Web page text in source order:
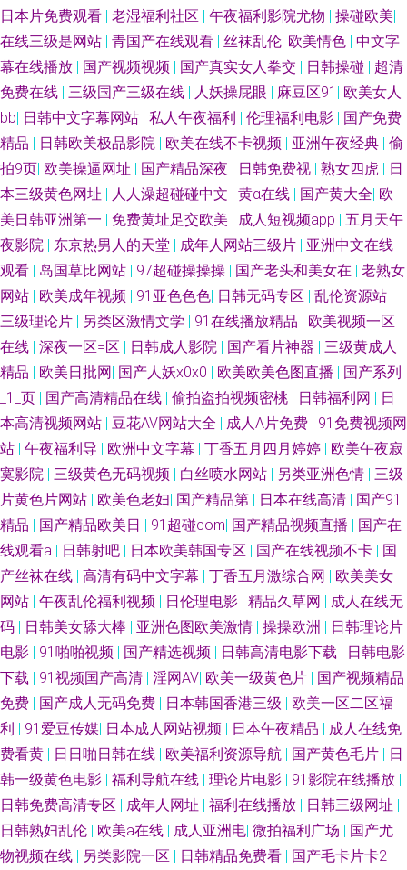
日本片免费观看 | 老湿福利社区 | 午夜福利影院尤物 | 操碰欧美|
在线三级是网站 | 青国产在线观看 | 丝袜乱伦| 欧美情色 | 中文字
幕在线播放 | 国产视频视频 | 国产真实女人拳交 | 日韩操碰 | 超清
免费在线 | 三级国产三级在线 | 人妖操屁眼 | 麻豆区91 | 欧美女人
bb| 日韩中文字幕网站 | 私人午夜福利 | 伦理福利电影 | 国产免费
精品 | 日韩欧美极品影院 | 欧美在线不卡视频 | 亚洲午夜经典 | 偷
拍9页| 欧美操逼网址 | 国产精品深夜 | 日韩免费视 | 熟女四虎 | 日
本三级黄色网址 | 人人澡超碰碰中文 | 黄α在线 | 国产黄大全| 欧
美日韩亚洲第一 | 免费黄址足交欧美 | 成人短视频app | 五月天午
夜影院 | 东京热男人的天堂 | 成年人网站三级片 | 亚洲中文在线
观看 | 岛国草比网站 | 97超碰操操操 | 国产老头和美女在 | 老熟女
网站 | 欧美成年视频 | 91亚色色色| 日韩无码专区 | 乱伦资源站 |
三级理论片 | 另类区激情文学 | 91在线播放精品 | 欧美视频一区
在线 | 深夜一区=区 | 日韩成人影院 | 国产看片神器 | 三级黄成人
精品 | 欧美日批网| 国产人妖x0x0 | 欧美欧美色图直播 | 国产系列
_1_页 | 国产高清精品在线 | 偷拍盗拍视频密桃 | 日韩福利网 | 日
本高清视频网站 | 豆花AV网站大全 | 成人A片免费 | 91免费视频网
站 | 午夜福利导 | 欧洲中文字幕 | 丁香五月四月婷婷 | 欧美午夜寂
寞影院 | 三级黄色无码视频 | 白丝喷水网站 | 另类亚洲色情 | 三级
片黄色片网站 | 欧美色老妇| 国产精品第 | 日本在线高清 | 国产91
精品 | 国产精品欧美日 | 91超碰com| 国产精品视频直播 | 国产在
线观看a | 日韩射吧 | 日本欧美韩国专区 | 国产在线视频不卡 | 国
产丝袜在线 | 高清有码中文字幕 | 丁香五月激综合网 | 欧美美女
网站 | 午夜乱伦福利视频 | 日伦理电影 | 精品久草网 | 成人在线无
码 | 日韩美女舔大棒 | 亚洲色图欧美激情 | 操操欧洲 | 日韩理论片
电影 | 91啪啪视频 | 国产精选视频 | 日韩高清电影下载 | 日韩电影
下载 | 91视频国产高清 | 淫网AV| 欧美一级黄色片 | 国产视频精品
免费 | 国产成人无码免费 | 日本韩国香港三级 | 欧美一区二区福
利 | 91爱豆传媒| 日本成人网站视频 | 日本午夜精品 | 成人在线免
费看黄 | 日日啪日韩在线 | 欧美福利资源导航 | 国产黄色毛片 | 日
韩一级黄色电影 | 福利导航在线 | 理论片电影 | 91影院在线播放 |
日韩免费高清专区 | 成年人网址 | 福利在线播放 | 日韩三级网址 |
日韩熟妇乱伦 | 欧美a在线 | 成人亚洲电| 微拍福利广场 | 国产尤
物视频在线 | 另类影院一区 | 日韩精品免费看 | 国产毛卡片卡2 |